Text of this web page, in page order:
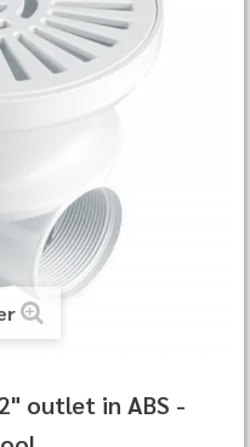
outlet in ABS -